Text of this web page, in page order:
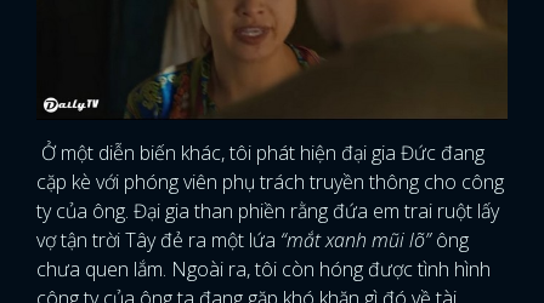
Ở một diễn biến khác, tôi phát hiện đại gia Đức đang
cặp kè với phóng viên phụ trách truyền thông cho công
ty của ông. Đại gia than phiền rằng đứa em trai ruột lấy
vợ tận trời Tây đẻ ra một lứa “mắt xanh mũi lõ”ông
chưa quen lắm. Ngoài ra, tôi còn hóng được tình hình